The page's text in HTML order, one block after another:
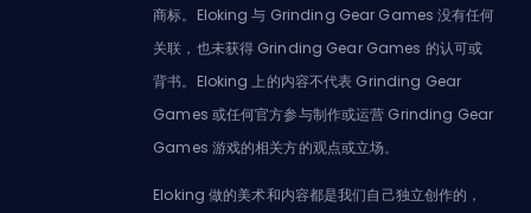
商标。Eloking 与 Grinding Gear Games 没有任何
关联，也未获得 Grinding Gear Games 的认可或
背书。Eloking 上的内容不代表 Grinding Gear
Games 或任何官方参与制作或运营 Grinding Gear
Games 游戏的相关方的观点或立场。
Eloking 做的美术和内容都是我们自己独立创作的，